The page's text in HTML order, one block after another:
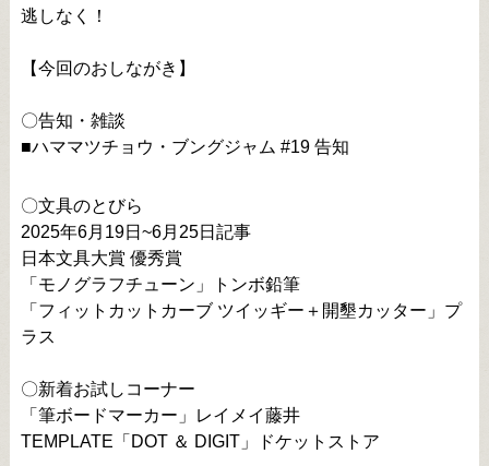
逃しなく！
【今回のおしながき】
〇告知・雑談
■ハママツチョウ・ブングジャム #19 告知
〇文具のとびら
2025年6月19日~6月25日記事
日本文具大賞 優秀賞
「モノグラフチューン」トンボ鉛筆
「フィットカットカーブ ツイッギー＋開墾カッター」プ
ラス
〇新着お試しコーナー
「筆ボードマーカー」レイメイ藤井
TEMPLATE「DOT ＆ DIGIT」ドケットストア